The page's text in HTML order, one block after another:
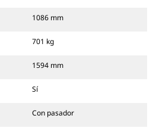
1086 mm
701 kg
1594 mm
Sí
Con pasador